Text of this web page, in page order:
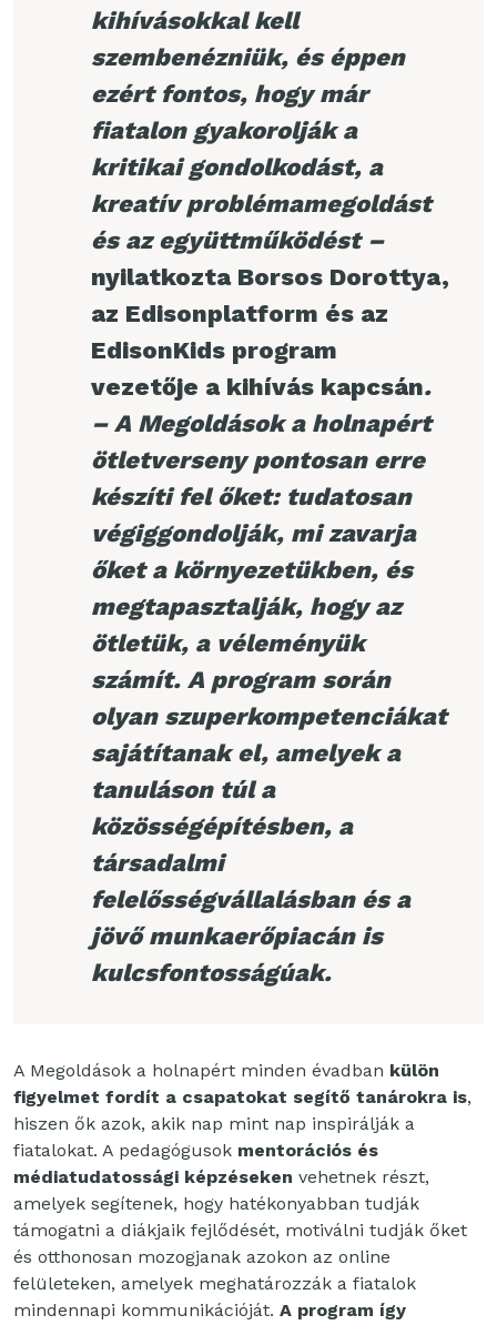
kihívásokkal kell
szembenézniük, és éppen
ezért fontos, hogy már
fiatalon gyakorolják a
kritikai gondolkodást, a
kreatív problémamegoldást
és az együttműködést –
nyilatkozta Borsos Dorottya,
az Edisonplatform és az
EdisonKids program
vezetője a kihívás kapcsán.
– A Megoldások a holnapért
ötletverseny pontosan erre
készíti fel őket: tudatosan
végiggondolják, mi zavarja
őket a környezetükben, és
megtapasztalják, hogy az
ötletük, a véleményük
számít. A program során
olyan szuperkompetenciákat
sajátítanak el, amelyek a
tanuláson túl a
közösségépítésben, a
társadalmi
felelősségvállalásban és a
jövő munkaerőpiacán is
kulcsfontosságúak.
A Megoldások a holnapért minden évadban külön
figyelmet fordít a csapatokat segítő tanárokra is,
hiszen ők azok, akik nap mint nap inspirálják a
fiatalokat. A pedagógusok mentorációs és
médiatudatossági képzéseken vehetnek részt,
amelyek segítenek, hogy hatékonyabban tudják
támogatni a diákjaik fejlődését, motiválni tudják őket
és otthonosan mozogjanak azokon az online
felületeken, amelyek meghatározzák a fiatalok
mindennapi kommunikációját. A program így